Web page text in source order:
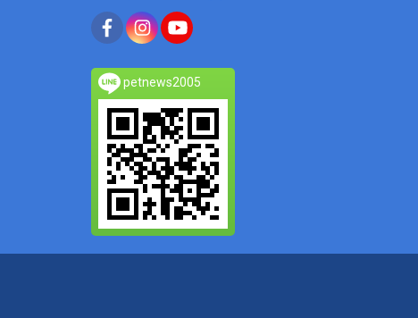
petnews2005